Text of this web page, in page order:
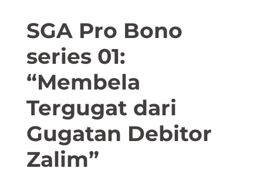
SGA Pro Bono
series 01:
“Membela
Tergugat dari
Gugatan Debitor
Zalim”